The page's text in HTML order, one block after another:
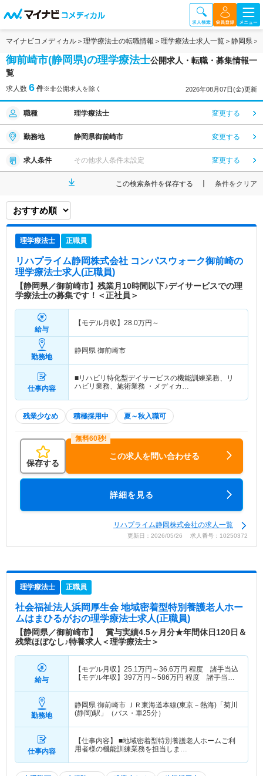
マイナビコメディカル 理学療法士の転職情報 理学療法士求人一覧 静岡県
御前崎市(静岡県)の理学療法士公開求人・転職・募集情報一
覧
求人数 6 件※非公開求人を除く 2026年08月07日(金)更新
職種 理学療法士 変更する
勤務地 静岡県御前崎市 変更する
求人条件 その他求人条件未設定 変更する
この検索条件を保存する 条件をクリア
理学療法士 正職員
リハプライム静岡株式会社 コンパスウォーク御前崎の
理学療法士求人(正職員)
【静岡県／御前崎市】残業月10時間以下♪デイサービスでの理
学療法士の募集です！＜正社員＞
給与
【モデル月収】 28.0万円～
勤務地
静岡県 御前崎市
仕事内容
■リハビリ特化型デイサービスの機能訓練業務、リ
ハビリ業務、施術業務 ・メディカ…
残業少なめ 積極採用中 夏～秋入職可
保存する
この求人を問い合わせる
詳細を見る
リハプライム静岡株式会社の求人一覧
更新日：2026/05/26 求人番号：10250372
理学療法士 正職員
社会福祉法人浜岡厚生会 地域密着型特別養護老人ホー
ムはまひるがおの理学療法士求人(正職員)
【静岡県／御前崎市】 賞与実績4.5ヶ月分★年間休日120日＆
残業ほぼなし♪特養求人＜理学療法士＞
給与
【モデル月収】 25.1万円～36.6万円 程度 諸手当込
【モデル年収】 397万円～586万円 程度 諸手当・
勤務地
静岡県 御前崎市 ＪＲ東海道本線(東京－熱海)「菊川
(静岡)駅」（バス・車25分）
仕事内容
【仕事内容】 ■地域密着型特別養護老人ホームご利
用者様の機能訓練業務を担当しま…